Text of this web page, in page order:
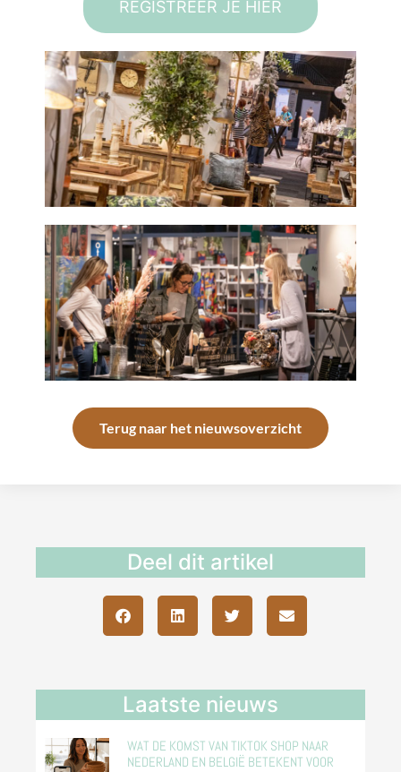
REGISTREER JE HIER
Terug naar het nieuwsoverzicht
Deel dit artikel
Laatste nieuws
WAT DE KOMST VAN TIKTOK SHOP NAAR
NEDERLAND EN BELGIË BETEKENT VOOR